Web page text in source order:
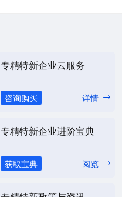
专精特新企业云服务
咨询购买 详情
专精特新企业进阶宝典
获取宝典 阅览